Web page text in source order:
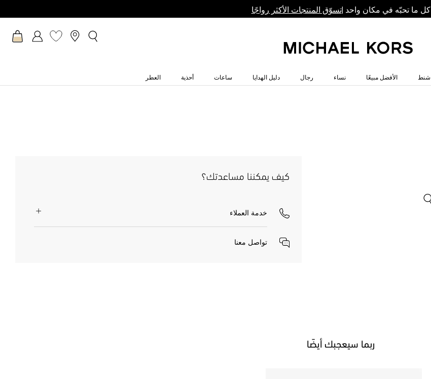
كل ما تحبّه في مكان واحد |تسوّق المنتجات الأكثر رواجًا
شنط الأفضل مبيعًا نساء رجال دليل الهدايا ساعات أحذية العطر
كيف يمكننا مساعدتك؟
خدمة العملاء
تواصل معنا
ربما سيعجبك أيضًا